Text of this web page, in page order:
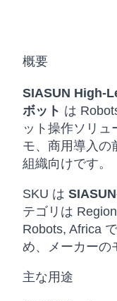
概要
SIASUN High-
ボット は
ット操作ソリ
モ、商用導入の
組織向けです。
SKU は
テゴリは
Robots, Africa
め、メーカーの
主な用途